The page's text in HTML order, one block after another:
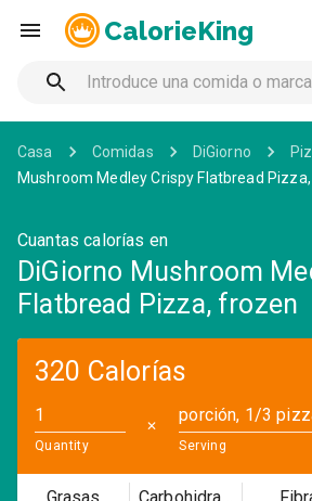
CalorieKing
Casa Comidas DiGiorno
Mushroom Medley Crispy Flatbread
Cuantas calorías en
DiGiorno Mushroom
Flatbread Pizza, frozen
320 Calorías
Quantity
✕
porción, 1/3
Serving